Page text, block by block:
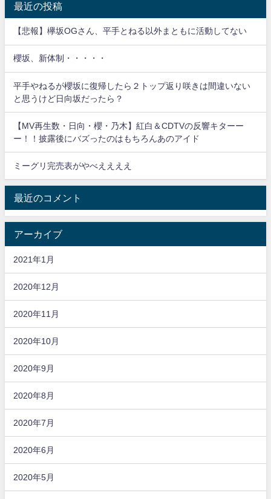
最近の投稿
【悲報】欅坂OGさん、平手とねる以外まともに活動してない
櫻坂、新体制・・・・・
平手やねるが櫻坂に復帰したら２トップ返り咲きは間違いない
と思うけど日向坂だったら？
【MV再生数・日向・櫻・乃木】紅白＆CDTVの反響キターー
ー！！披露後にバズったのはもちろんあのアイド
ミーグリ完売表がやべええええ
最近のコメント
アーカイブ
2021年1月
2020年12月
2020年11月
2020年10月
2020年9月
2020年8月
2020年7月
2020年6月
2020年5月